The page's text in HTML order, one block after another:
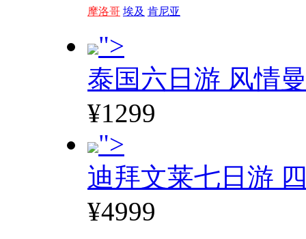
摩洛哥 埃及 肯尼亚
">
泰国六日游 风情
¥1299
">
迪拜文莱七日游
¥4999